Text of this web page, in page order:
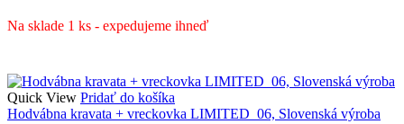
Na sklade 1 ks - expedujeme ihneď
Quick View Pridať do košíka
Hodvábna kravata + vreckovka LIMITED_06, Slovenská výroba